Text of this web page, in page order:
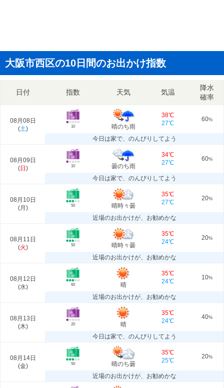
大阪市西区の10日間のお出かけ指数
日付 指数 天気 気温
降水
確率
08月08日
(土) 10 晴のち雨
38℃
27℃
60%
今日は家で、のんびりしてよう
08月09日
(日 ) 10 曇のち雨
34℃
27℃
60%
今日は家で、のんびりしてよう
08月10日
(月 ) 50 晴時々曇
35℃
27℃
20%
近場のお出かけが、お勧めかな
08月11日
(火) 50 晴時々曇
35℃
24℃
20%
近場のお出かけが、お勧めかな
08月12日
(水) 60 晴
35℃
24℃
10%
近場のお出かけが、お勧めかな
08月13日
(木) 20 晴
35℃
24℃
40%
今日は家で、のんびりしてよう
08月14日
(金) 50 晴のち曇
35℃
25℃
20%
近場のお出かけが、お勧めかな